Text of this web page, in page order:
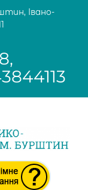
Івано-